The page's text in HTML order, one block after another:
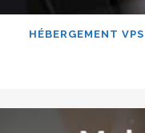
HÉBERGEMENT